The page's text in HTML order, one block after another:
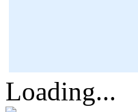
Loading...